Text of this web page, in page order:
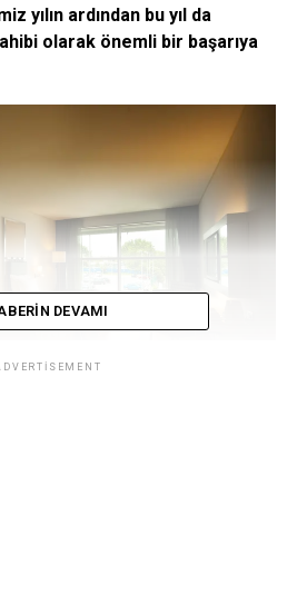
yılın ardından bu yıl da
olarak önemli bir başarıya
DEVAMI